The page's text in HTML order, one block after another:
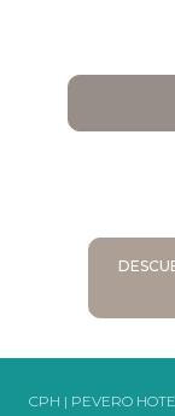
CPH | PEVERO